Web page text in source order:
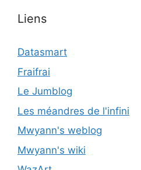
Liens
Datasmart
Fraifrai
Le Jumblog
Les méandres de l'infini
Mwyann's weblog
Mwyann's wiki